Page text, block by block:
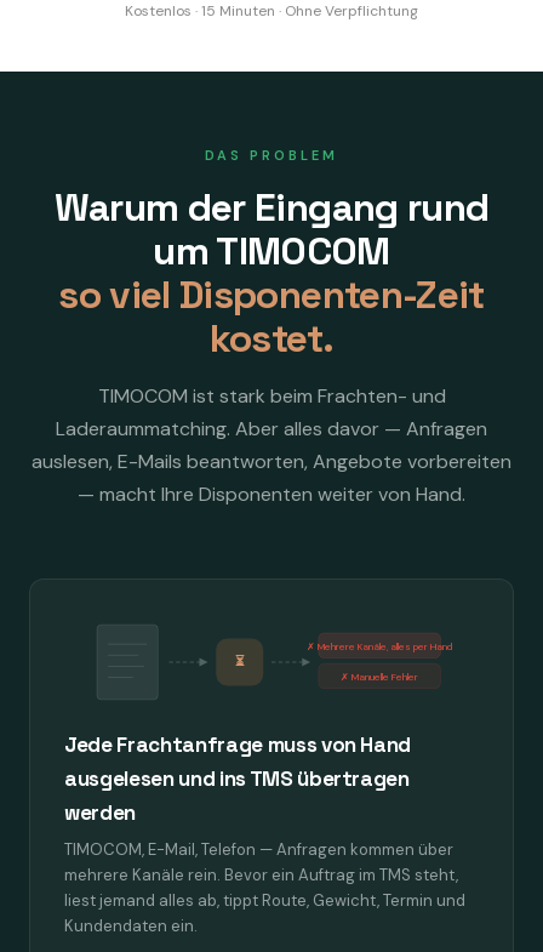
Kostenlos · 15 Minuten · Ohne Verpflichtung
DAS PROBLEM
Warum der Eingang rund
um TIMOCOM
so viel Disponenten-Zeit
kostet.
TIMOCOM ist stark beim Frachten- und
Laderaummatching. Aber alles davor — Anfragen
auslesen, E-Mails beantworten, Angebote vorbereiten
— macht Ihre Disponenten weiter von Hand.
⏳
✗ Mehrere Kanäle, alles per Hand
✗ Manuelle Fehler
Jede Frachtanfrage muss von Hand
ausgelesen und ins TMS übertragen
werden
TIMOCOM, E-Mail, Telefon — Anfragen kommen über
mehrere Kanäle rein. Bevor ein Auftrag im TMS steht,
liest jemand alles ab, tippt Route, Gewicht, Termin und
Kundendaten ein.